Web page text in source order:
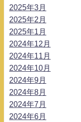
2025年3月
2025年2月
2025年1月
2024年12月
2024年11月
2024年10月
2024年9月
2024年8月
2024年7月
2024年6月